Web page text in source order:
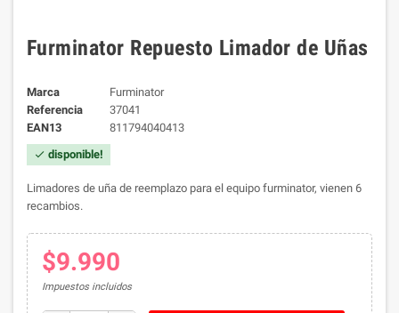
Furminator Repuesto Limador de Uñas
Marca
Furminator
Referencia
37041
EAN13
811794040413
check disponible!
Limadores de uña de reemplazo para el equipo furminator, vienen 6
recambios.
$9.990
Impuestos incluidos